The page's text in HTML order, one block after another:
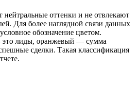
оттенки и не отвлекают
Для более наглядной связи данных
обозначение цветом.
лиды, оранжевый — сумма
сделки. Такая классификация